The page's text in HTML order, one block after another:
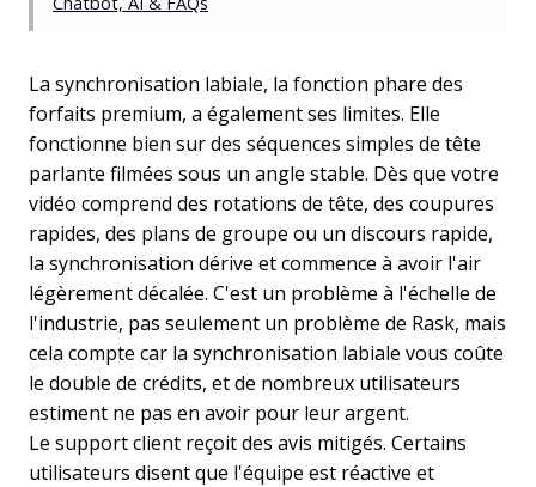
La synchronisation labiale, la fonction phare des
forfaits premium, a également ses limites. Elle
fonctionne bien sur des séquences simples de tête
parlante filmées sous un angle stable. Dès que votre
vidéo comprend des rotations de tête, des coupures
rapides, des plans de groupe ou un discours rapide,
la synchronisation dérive et commence à avoir l'air
légèrement décalée. C'est un problème à l'échelle de
l'industrie, pas seulement un problème de Rask, mais
cela compte car la synchronisation labiale vous coûte
le double de crédits, et de nombreux utilisateurs
estiment ne pas en avoir pour leur argent.
Le support client reçoit des avis mitigés. Certains
utilisateurs disent que l'équipe est réactive et